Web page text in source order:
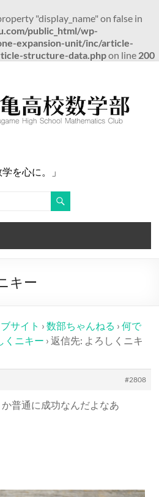
"display_name" on false in
public_html/wp-
expansion-unit/inc/article-
structure-data.phpon line 200
学を心に。」
キー
サイト › 数部ちゃんねる › 何で
くニキー › 返信先: よろしくニキ
#2808
普通に成功なんだよなあ